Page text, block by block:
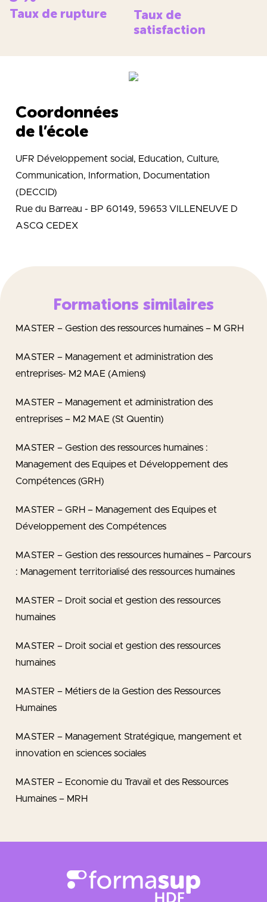
Taux de rupture
Taux de
satisfaction
Coordonnées
de l’école
UFR Développement social, Education, Culture,
Communication, Information, Documentation
(DECCID)
Rue du Barreau - BP 60149, 59653 VILLENEUVE D
ASCQ CEDEX
Formations similaires
MASTER – Gestion des ressources humaines – M GRH
MASTER – Management et administration des
entreprises- M2 MAE (Amiens)
MASTER – Management et administration des
entreprises – M2 MAE (St Quentin)
MASTER – Gestion des ressources humaines :
Management des Equipes et Développement des
Compétences (GRH)
MASTER – GRH – Management des Equipes et
Développement des Compétences
MASTER – Gestion des ressources humaines – Parcours
: Management territorialisé des ressources humaines
MASTER – Droit social et gestion des ressources
humaines
MASTER – Droit social et gestion des ressources
humaines
MASTER – Métiers de la Gestion des Ressources
Humaines
MASTER – Management Stratégique, mangement et
innovation en sciences sociales
MASTER – Economie du Travail et des Ressources
Humaines – MRH